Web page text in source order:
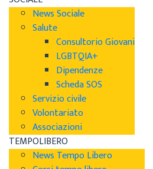
News Sociale
Salute
Consultorio Giovani
LGBTQIA+
Dipendenze
Scheda SOS
Servizio civile
Volontariato
Associazioni
TEMPOLIBERO
News Tempo Libero